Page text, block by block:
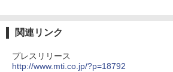
関連リンク
プレスリリース
http://www.mti.co.jp/?p=18792